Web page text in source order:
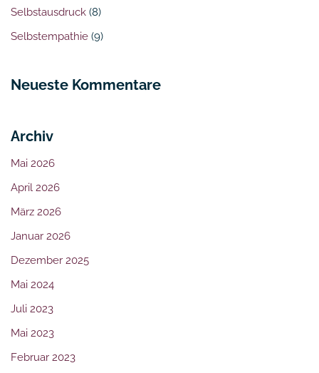
Selbstausdruck (8)
Selbstempathie (9)
Neueste Kommentare
Archiv
Mai 2026
April 2026
März 2026
Januar 2026
Dezember 2025
Mai 2024
Juli 2023
Mai 2023
Februar 2023